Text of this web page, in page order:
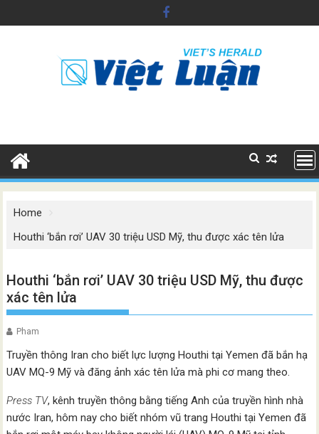
to
Home
Houthi ‘bắn rơi’ UAV 30 triệu USD Mỹ, thu được xác tên lửa
Houthi ‘bắn rơi’ UAV 30 triệu USD Mỹ, thu được
xác tên lửa
Pham
Truyền thông Iran cho biết lực lượng Houthi tại Yemen đã bắn hạ
UAV MQ-9 Mỹ và đăng ảnh xác tên lửa mà phi cơ mang theo.
Press TV, kênh truyền thông bằng tiếng Anh của truyền hình nhà
nước Iran, hôm nay cho biết nhóm vũ trang Houthi tại Yemen đã